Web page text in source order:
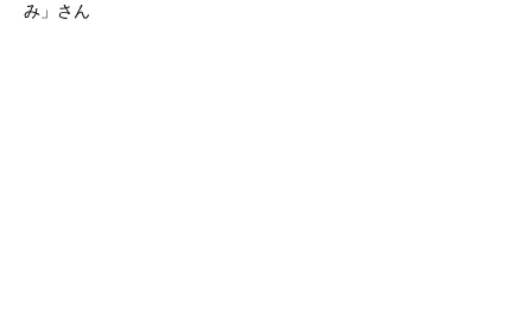
み」さん